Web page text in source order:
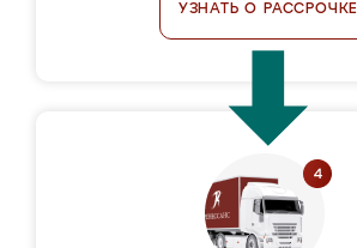
УЗНАТЬ О РАССРОЧКЕ